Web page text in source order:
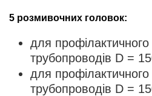
5 розмивочних головок:
для
трубопроводів D =
для
трубопроводів D =